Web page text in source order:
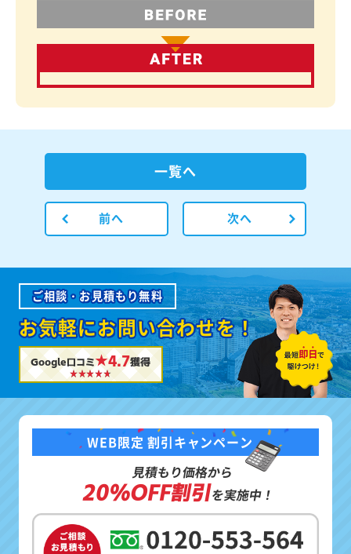
前へ
一覧へ
次へ
ご相談・お見積もり無料
お気軽にお問い合わせを！
Google口コミ★4.7獲得
WEB限定 割引キャンペーン
見積もり価格から
20%OFF割引を実施中！